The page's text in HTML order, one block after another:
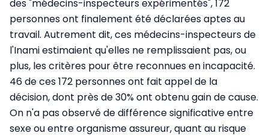
des "médecins-inspecteurs expérimentés", 172
personnes ont finalement été déclarées aptes au
travail. Autrement dit, ces médecins-inspecteurs de
l'Inami estimaient qu'elles ne remplissaient pas, ou
plus, les critères pour être reconnues en incapacité.
46 de ces 172 personnes ont fait appel de la
décision, dont près de 30% ont obtenu gain de cause.
On n'a pas observé de différence significative entre
sexe ou entre organisme assureur, quant au risque